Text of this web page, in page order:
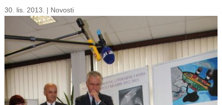
30. lis. 2013. | Novosti